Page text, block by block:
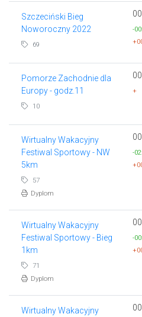
Szczeciński Bieg
Noworoczny 2022
69
-
Pomorze Zachodnie dla
Europy - godz.11
10
+
Wirtualny Wakacyjny
Festiwal Sportowy - NW
5km
57
Dyplom
-
Wirtualny Wakacyjny
Festiwal Sportowy - Bieg
1km
71
Dyplom
-
Wirtualny Wakacyjny